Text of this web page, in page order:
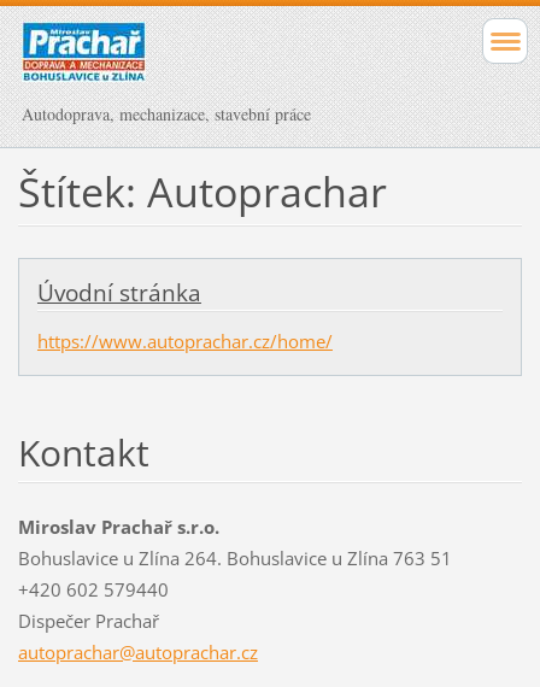
Autodoprava, mechanizace, stavební práce
Štítek: Autoprachar
Úvodní stránka
https://www.autoprachar.cz/home/
Kontakt
Miroslav Prachař s.r.o.
Bohuslavice u Zlína 264. Bohuslavice u Zlína 763 51
+420 602 579440
Dispečer Prachař
autoprachar@autoprachar.cz